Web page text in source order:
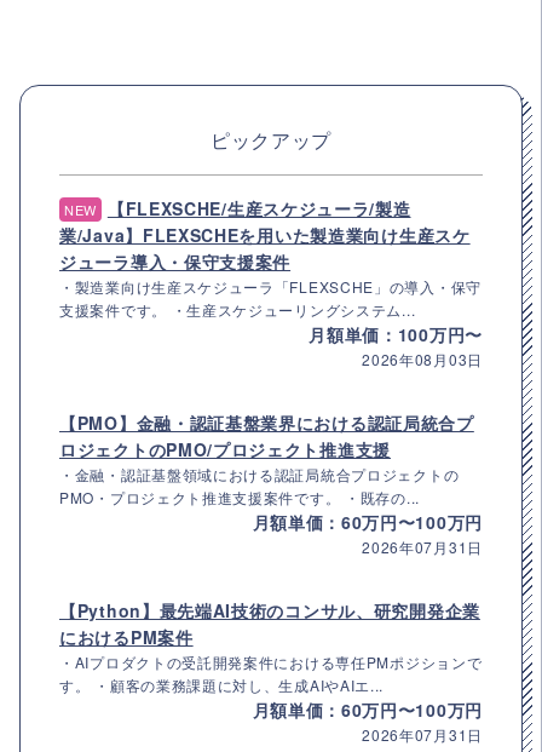
ピックアップ
NEW
【FLEXSCHE/生産スケジューラ/製造
業/Java】FLEXSCHEを用いた製造業向け生産スケ
ジューラ導入・保守支援案件
・製造業向け生産スケジューラ「FLEXSCHE」の導入・保守
支援案件です。 ・生産スケジューリングシステム...
月額単価：100万円〜
2026年08月03日
【PMO】金融・認証基盤業界における認証局統合プ
ロジェクトのPMO/プロジェクト推進支援
・金融・認証基盤領域における認証局統合プロジェクトの
PMO・プロジェクト推進支援案件です。 ・既存の...
月額単価：60万円〜100万円
2026年07月31日
【Python】最先端AI技術のコンサル、研究開発企業
におけるPM案件
・AIプロダクトの受託開発案件における専任PMポジションで
す。 ・顧客の業務課題に対し、生成AIやAIエ...
月額単価：60万円〜100万円
2026年07月31日